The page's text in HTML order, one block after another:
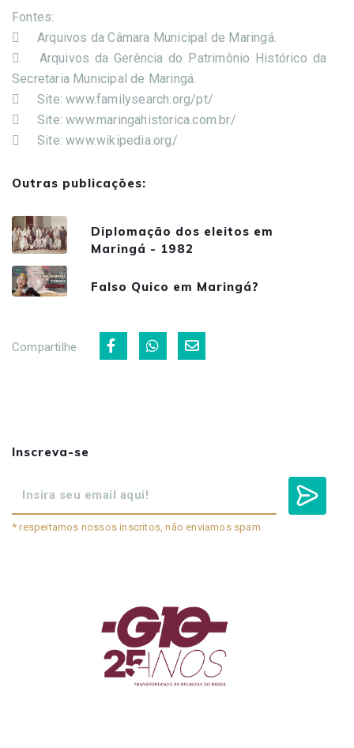
Fontes:

Arquivos da Câmara Municipal de Maringá.

Arquivos da Gerência do Patrimônio Histórico da
Secretaria Municipal de Maringá.

Site: www.familysearch.org/pt/

Site: www.maringahistorica.com.br/

Site: www.wikipedia.org/
Outras publicações:
Diplomação dos eleitos em
Maringá - 1982
Falso Quico em Maringá?
Compartilhe
Inscreva-se
* respeitamos nossos inscritos, não enviamos spam.